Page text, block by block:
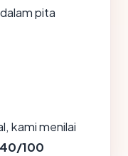
pita
kami menilai
40/100